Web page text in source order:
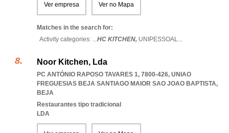
Ver empresa Ver no Mapa
Matches in the search for:
Activity categories: ...HC KITCHEN, UNIPESSOAL...
Noor Kitchen, Lda
PC ANTÓNIO RAPOSO TAVARES 1, 7800-426, UNIAO
FREGUESIAS BEJA SANTIAGO MAIOR SAO JOAO BAPTISTA,
BEJA
Restaurantes tipo tradicional
LDA